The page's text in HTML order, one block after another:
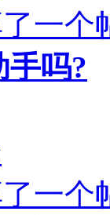
一个
手吗?
一个